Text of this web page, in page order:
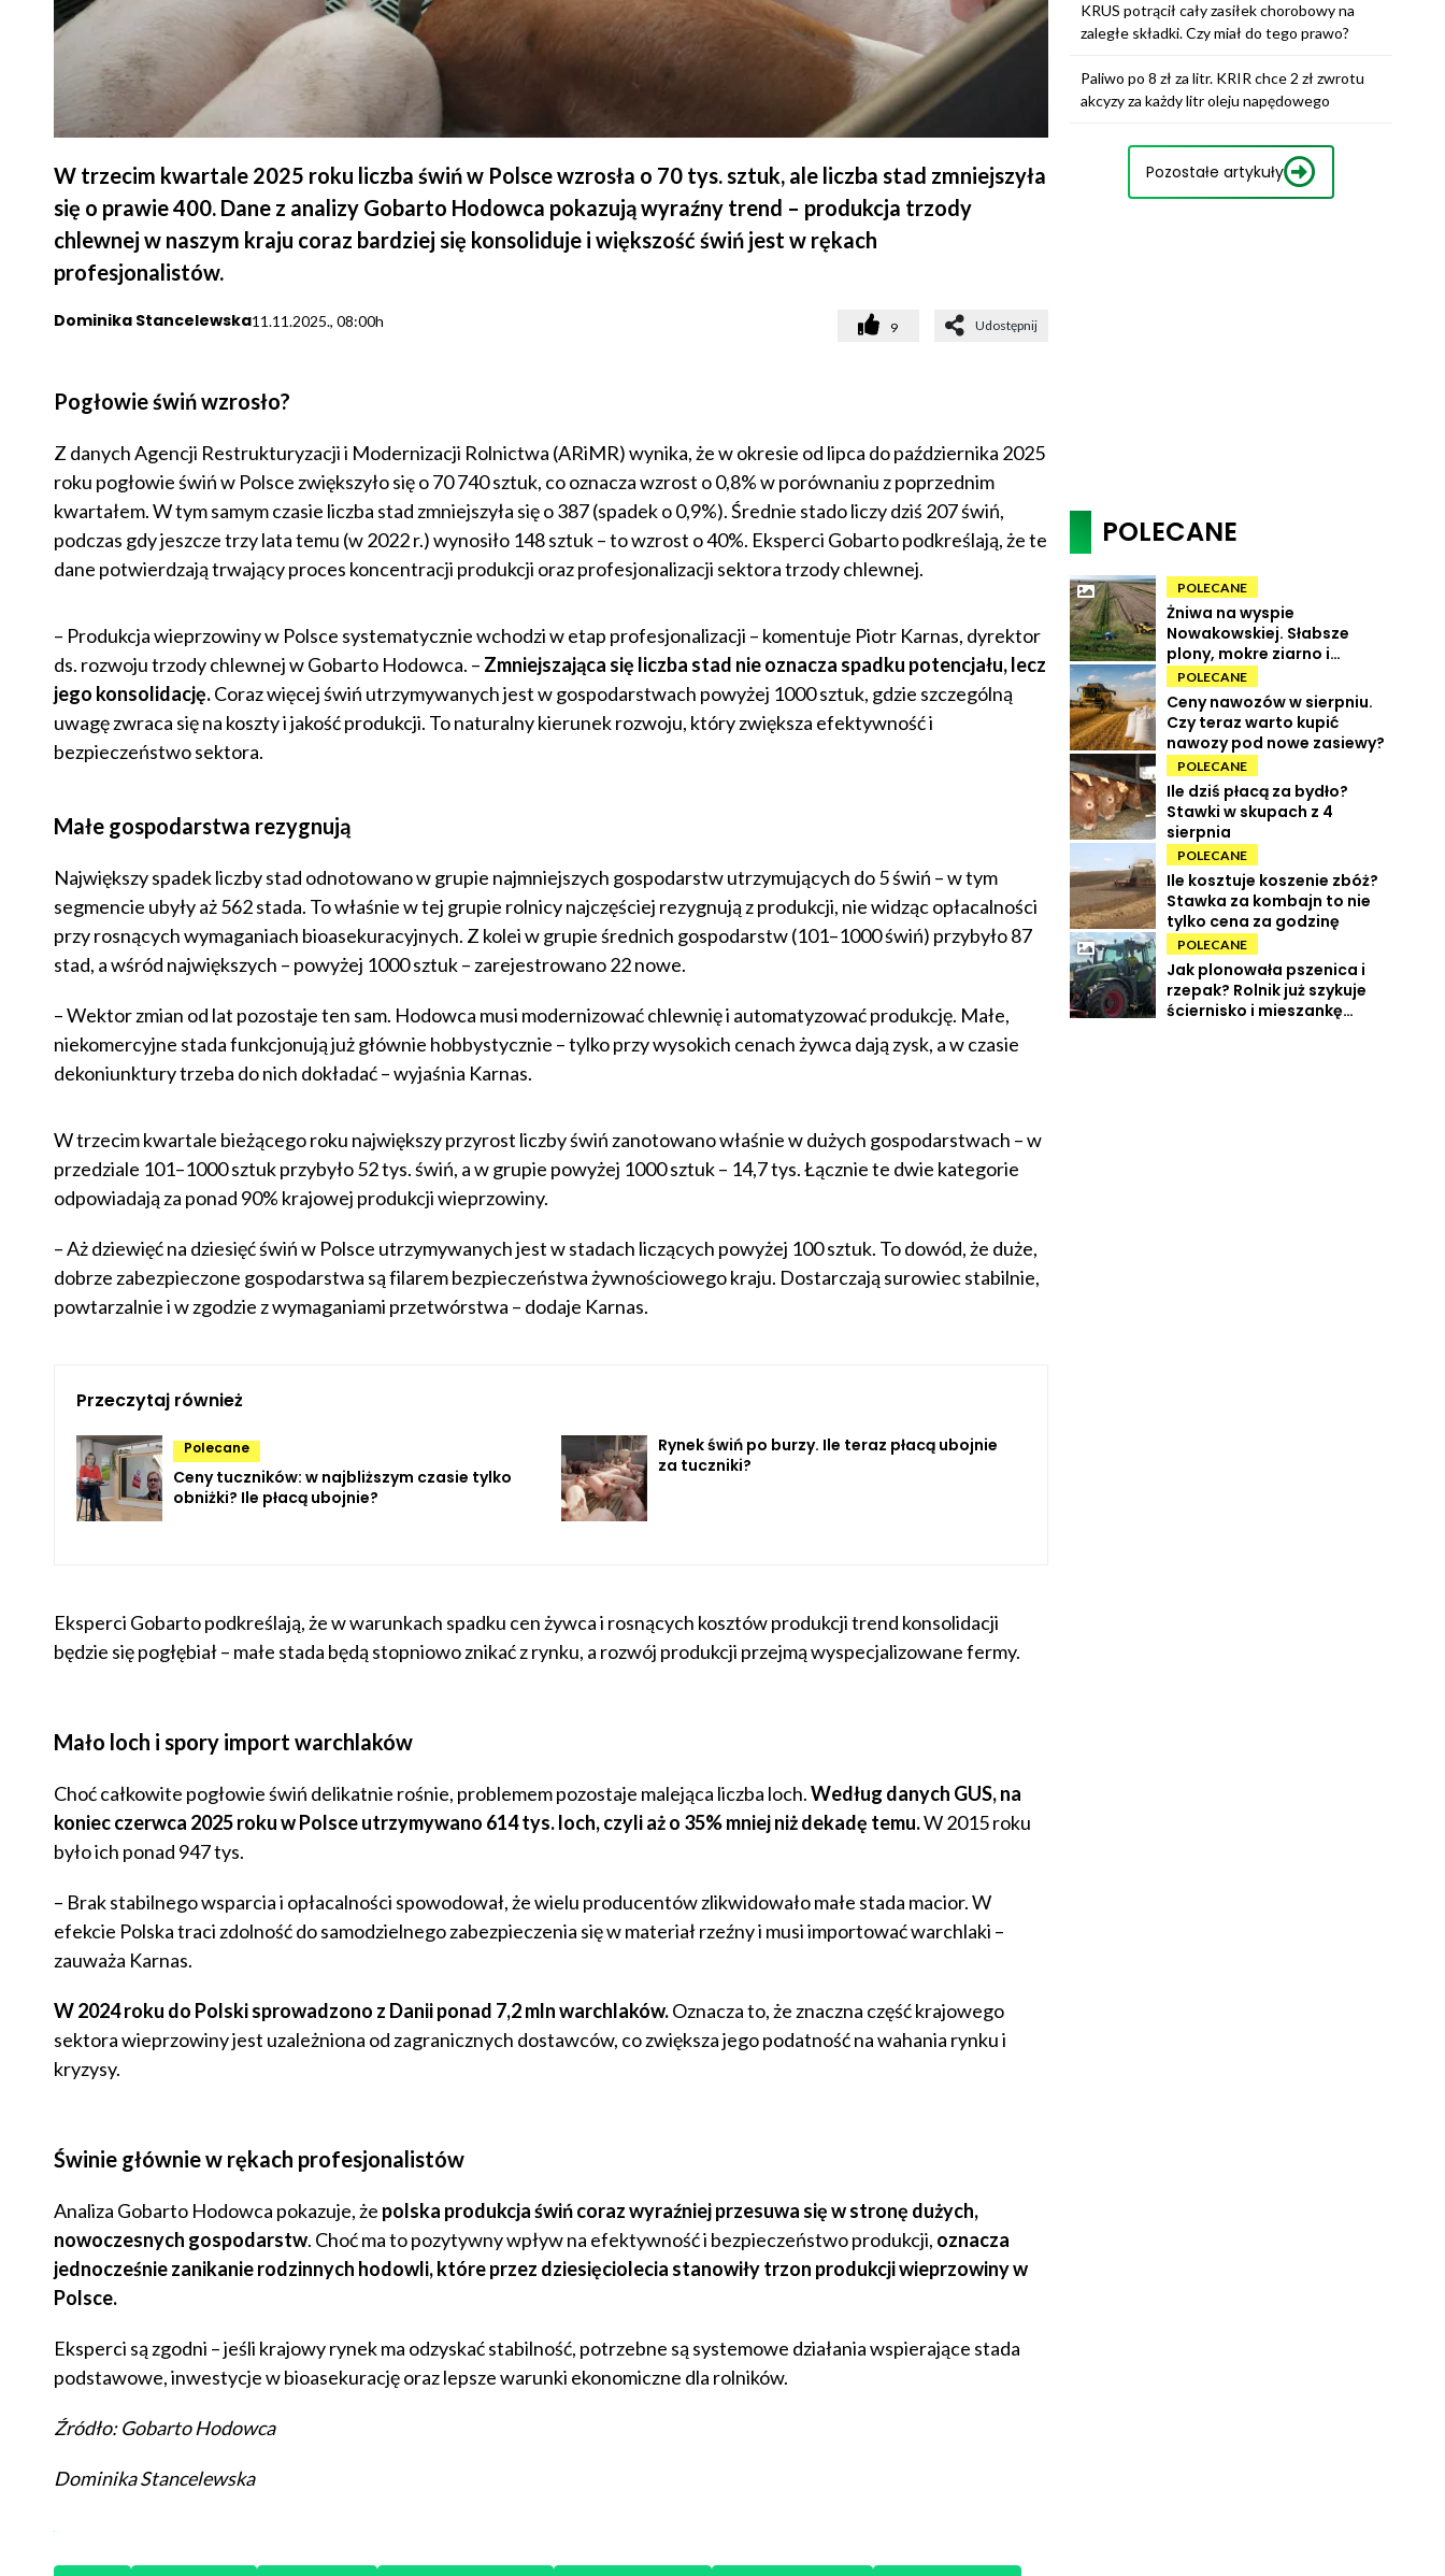
W trzecim kwartale 2025 roku liczba świń w Polsce wzrosła o 70 tys. sztuk, ale liczba stad zmniejszyła
się o prawie 400. Dane z analizy Gobarto Hodowca pokazują wyraźny trend – produkcja trzody
chlewnej w naszym kraju coraz bardziej się konsoliduje i większość świń jest w rękach
profesjonalistów.
Dominika Stancelewska11.11.2025., 08:00h 9 Udostępnij
Pogłowie świń wzrosło?
Z danych Agencji Restrukturyzacji i Modernizacji Rolnictwa (ARiMR) wynika, że w okresie od lipca do października 2025
roku pogłowie świń w Polsce zwiększyło się o 70 740 sztuk, co oznacza wzrost o 0,8% w porównaniu z poprzednim
kwartałem. W tym samym czasie liczba stad zmniejszyła się o 387 (spadek o 0,9%). Średnie stado liczy dziś 207 świń,
podczas gdy jeszcze trzy lata temu (w 2022 r.) wynosiło 148 sztuk – to wzrost o 40%. Eksperci Gobarto podkreślają, że te
dane potwierdzają trwający proces koncentracji produkcji oraz profesjonalizacji sektora trzody chlewnej.
– Produkcja wieprzowiny w Polsce systematycznie wchodzi w etap profesjonalizacji – komentuje Piotr Karnas, dyrektor
ds. rozwoju trzody chlewnej w Gobarto Hodowca. – Zmniejszająca się liczba stad nie oznacza spadku potencjału, lecz
jego konsolidację.Coraz więcej świń utrzymywanych jest w gospodarstwach powyżej 1000 sztuk, gdzie szczególną
uwagę zwraca się na koszty i jakość produkcji. To naturalny kierunek rozwoju, który zwiększa efektywność i
bezpieczeństwo sektora.
Małe gospodarstwa rezygnują
Największy spadek liczby stad odnotowano w grupie najmniejszych gospodarstw utrzymujących do 5 świń – w tym
segmencie ubyły aż 562 stada. To właśnie w tej grupie rolnicy najczęściej rezygnują z produkcji, nie widząc opłacalności
przy rosnących wymaganiach bioasekuracyjnych. Z kolei w grupie średnich gospodarstw (101–1000 świń) przybyło 87
stad, a wśród największych – powyżej 1000 sztuk – zarejestrowano 22 nowe.
– Wektor zmian od lat pozostaje ten sam. Hodowca musi modernizować chlewnię i automatyzować produkcję. Małe,
niekomercyjne stada funkcjonują już głównie hobbystycznie – tylko przy wysokich cenach żywca dają zysk, a w czasie
dekoniunktury trzeba do nich dokładać – wyjaśnia Karnas.
W trzecim kwartale bieżącego roku największy przyrost liczby świń zanotowano właśnie w dużych gospodarstwach – w
przedziale 101–1000 sztuk przybyło 52 tys. świń, a w grupie powyżej 1000 sztuk – 14,7 tys. Łącznie te dwie kategorie
odpowiadają za ponad 90% krajowej produkcji wieprzowiny.
– Aż dziewięć na dziesięć świń w Polsce utrzymywanych jest w stadach liczących powyżej 100 sztuk. To dowód, że duże,
dobrze zabezpieczone gospodarstwa są filarem bezpieczeństwa żywnościowego kraju. Dostarczają surowiec stabilnie,
powtarzalnie i w zgodzie z wymaganiami przetwórstwa – dodaje Karnas.
Przeczytaj również
Polecane
Ceny tuczników: w najbliższym czasie tylko
obniżki? Ile płacą ubojnie?
Rynek świń po burzy. Ile teraz płacą ubojnie
za tuczniki?
Eksperci Gobarto podkreślają, że w warunkach spadku cen żywca i rosnących kosztów produkcji trend konsolidacji
będzie się pogłębiał – małe stada będą stopniowo znikać z rynku, a rozwój produkcji przejmą wyspecjalizowane fermy.
Mało loch i spory import warchlaków
Choć całkowite pogłowie świń delikatnie rośnie, problemem pozostaje malejąca liczba loch.Według danych GUS, na
koniec czerwca 2025 roku w Polsce utrzymywano 614 tys. loch, czyli aż o 35% mniej niż dekadę temu.W 2015 roku
było ich ponad 947 tys.
– Brak stabilnego wsparcia i opłacalności spowodował, że wielu producentów zlikwidowało małe stada macior. W
efekcie Polska traci zdolność do samodzielnego zabezpieczenia się w materiał rzeźny i musi importować warchlaki –
zauważa Karnas.
W 2024 roku do Polski sprowadzono z Danii ponad 7,2 mln warchlaków.Oznacza to, że znaczna część krajowego
sektora wieprzowiny jest uzależniona od zagranicznych dostawców, co zwiększa jego podatność na wahania rynku i
kryzysy.
Świnie głównie w rękach profesjonalistów
Analiza Gobarto Hodowca pokazuje, że polska produkcja świń coraz wyraźniej przesuwa się w stronę dużych,
nowoczesnych gospodarstw. Choć ma to pozytywny wpływ na efektywność i bezpieczeństwo produkcji, oznacza
jednocześnie zanikanie rodzinnych hodowli, które przez dziesięciolecia stanowiły trzon produkcji wieprzowiny w
Polsce.
Eksperci są zgodni – jeśli krajowy rynek ma odzyskać stabilność, potrzebne są systemowe działania wspierające stada
podstawowe, inwestycje w bioasekurację oraz lepsze warunki ekonomiczne dla rolników.
Źródło: Gobarto Hodowca
Dominika Stancelewska
KRUS potrącił cały zasiłek chorobowy na
zaległe składki. Czy miał do tego prawo?
Paliwo po 8 zł za litr. KRIR chce 2 zł zwrotu
akcyzy za każdy litr oleju napędowego
Pozostałe artykuły
POLECANE
POLECANE
Żniwa na wyspie
Nowakowskiej. Słabsze
plony, mokre ziarno i
wysokie koszty
POLECANE
Ceny nawozów w sierpniu.
Czy teraz warto kupić
nawozy pod nowe zasiewy?
POLECANE
Ile dziś płacą za bydło?
Stawki w skupach z 4
sierpnia
POLECANE
Ile kosztuje koszenie zbóż?
Stawka za kombajn to nie
tylko cena za godzinę
POLECANE
Jak plonowała pszenica i
rzepak? Rolnik już szykuje
ściernisko i mieszankę